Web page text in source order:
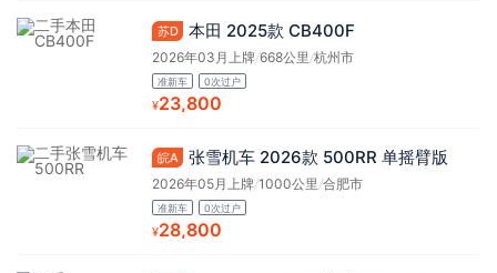
苏D 本田 2025款 CB400F
2026年03月上牌/668公里 /杭州市
准新车 0次过户
¥23,800
皖A 张雪机车 2026款 500RR 单摇臂版
2026年05月上牌/1000公里/合肥市
准新车 0次过户
¥28,800